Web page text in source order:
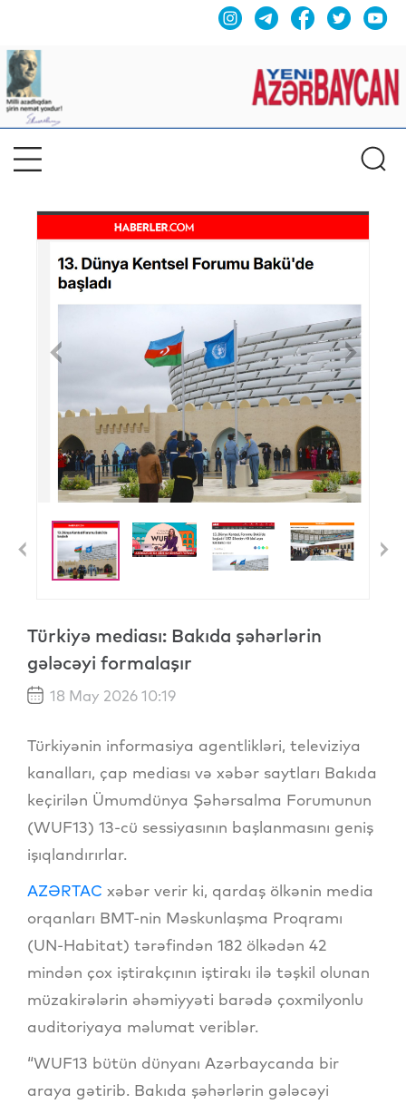
Previous
Previous
Türkiyə mediası: Bakıda şəhərlərin
gələcəyi formalaşır
18 May 2026 10:19
Türkiyənin informasiya agentlikləri, televiziya
kanalları, çap mediası və xəbər saytları Bakıda
keçirilən Ümumdünya Şəhərsalma Forumunun
(WUF13) 13-cü sessiyasının başlanmasını geniş
işıqlandırırlar.
AZƏRTAC xəbər verir ki, qardaş ölkənin media
orqanları BMT-nin Məskunlaşma Proqramı
(UN-Habitat) tərəfindən 182 ölkədən 42
mindən çox iştirakçının iştirakı ilə təşkil olunan
müzakirələrin əhəmiyyəti barədə çoxmilyonlu
auditoriyaya məlumat veriblər.
“WUF13 bütün dünyanı Azərbaycanda bir
araya gətirib. Bakıda şəhərlərin gələcəyi